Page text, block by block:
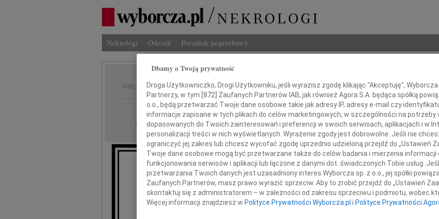
Nekrologi Odeszli Poradnik pogrzebowy
IMIĘ I NAZWISKO: Jerzy Lutomski
REGION: Łódź
DATA EMISJI: 26.04.2024
Z głębokim żalem zawiadamiamy,
że 23 kwietnia 2024 roku zmarł
Imię i
INNE
Z
Z
W
Jan
W
Dbamy o Twoją prywatność
Droga Użytkowniczko, Drogi Użytkowniku, jeśli wyrazisz zgodę klikając "Akceptuję",
Partnerzy, w tym [ 872 ] Zaufanych Partnerów IAB, jak również Agora S.A. będąca spółką
o.o., będą przetwarzać Twoje dane osobowe takie jak adresy IP, adresy e-mail czy
informacje zapisane w tych plikach do celów marketingowych, w szczególności na potrzeby
dopasowanych do Twoich zainteresowań i preferencji w swoich serwisach, aplikacjach i w
personalizacji treści w nich wyświetlanych. Wyrażenie zgody jest dobrowolne. Jeśli nie
ograniczyć jej zakres lub chcesz wycofać zgodę uprzednio udzieloną przejdź do „Ustawień
Twoje dane osobowe mogą być przetwarzane także do celów badania i mierzenia
funkcjonowania serwisów i aplikacji lub łączone z danymi dot. świadczonych Tobie usług.
przetwarzania Twoich danych jest uzasadniony interes Wyborcza sp. z o.o., jej spółki
Zaufanych Partnerów, masz prawo wyrazić sprzeciw. Aby to zrobić przejdź do „Ustawień
skontaktuj się z administratorem – w zależności od zakresu sprzeciwu i podmiotu, wobec
Więcej informacji znajdziesz w Polityce Prywatności Wyborcza.pl i Polityce Prywatności